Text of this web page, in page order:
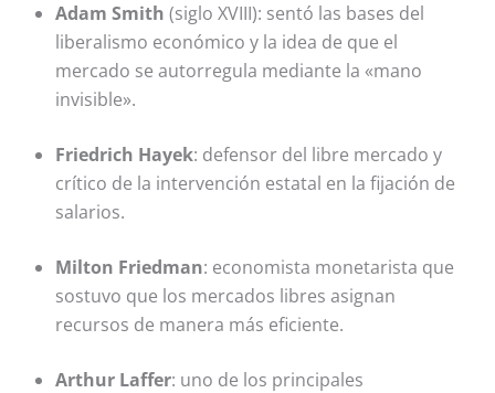
Adam Smith (siglo XVIII): sentó las bases del
liberalismo económico y la idea de que el
mercado se autorregula mediante la «mano
invisible».
Friedrich Hayek: defensor del libre mercado y
crítico de la intervención estatal en la fijación de
salarios.
Milton Friedman: economista monetarista que
sostuvo que los mercados libres asignan
recursos de manera más eficiente.
Arthur Laffer: uno de los principales